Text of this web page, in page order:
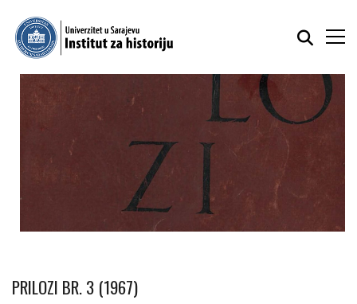
PRILOZI BR. 3 (1967)